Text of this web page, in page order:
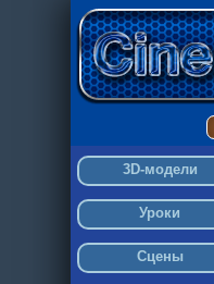
3D-модели
Уроки
Сцены